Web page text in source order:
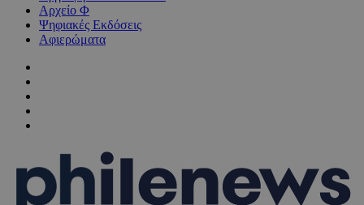
Αρχείο Φ
Ψηφιακές Εκδόσεις
Αφιερώματα